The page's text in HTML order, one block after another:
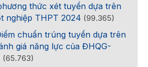
thức xét tuyển dựa trên
nghiệp THPT 2024 (99.365)
chuẩn trúng tuyển dựa trên
giá năng lực của ĐHQG-
(65.763)